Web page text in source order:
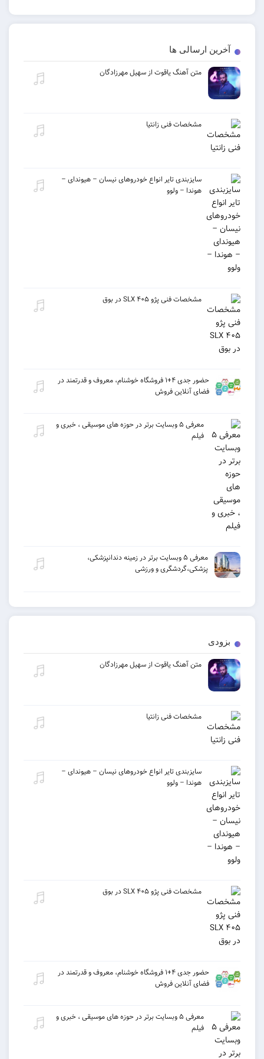
ارسالی ها
متن آهنگ یاقوت از سهیل مهرزادگان
مشخصات فنی زانتیا
سایزبندی تایر انواع خودروهای نیسان – هیوندای –
هوندا – ولوو
مشخصات فنی پژو ۴۰۵ SLX در بوق
حضور جدی ۴+۱ فروشگاه خوشنام، معروف و قدرتمند در
فضای آنلاین فروش
معرفی ۵ وبسایت برتر در حوزه های موسیقی ، خبری و
معرفی ۵ وبسایت برتر در زمینه دندانپزشکی،
پزشکی،گردشگری و ورزشی
متن آهنگ یاقوت از سهیل مهرزادگان
مشخصات فنی زانتیا
سایزبندی تایر انواع خودروهای نیسان – هیوندای –
هوندا – ولوو
مشخصات فنی پژو ۴۰۵ SLX در بوق
حضور جدی ۴+۱ فروشگاه خوشنام، معروف و قدرتمند در
فضای آنلاین فروش
معرفی ۵ وبسایت برتر در حوزه های موسیقی ، خبری و